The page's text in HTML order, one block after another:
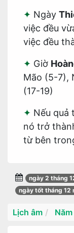
Ngày
việc đều
việc đều
Giờ
Mão (5-7),
(17-19)
Nếu quả
nó trở
từ bên
ngày 2 tháng
ngày tốt tháng 12
Lịch âm